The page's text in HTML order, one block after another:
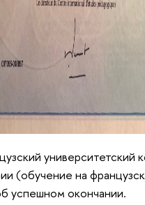
университетский
(обучение на
успешном окончании.